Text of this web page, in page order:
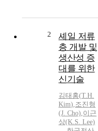
2
셰일 저류
층 개발 및
생산성 증
대를 위한
신기술
김태홍(T.H.
Kim),조진형
(J. Cho),이근
상(K.S. Lee)